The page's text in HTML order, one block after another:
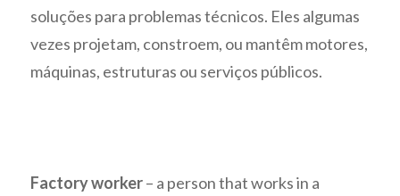
soluções para problemas técnicos. Eles algumas
vezes projetam, constroem, ou mantêm motores,
máquinas, estruturas ou serviços públicos.
Factory worker– a person that works in a